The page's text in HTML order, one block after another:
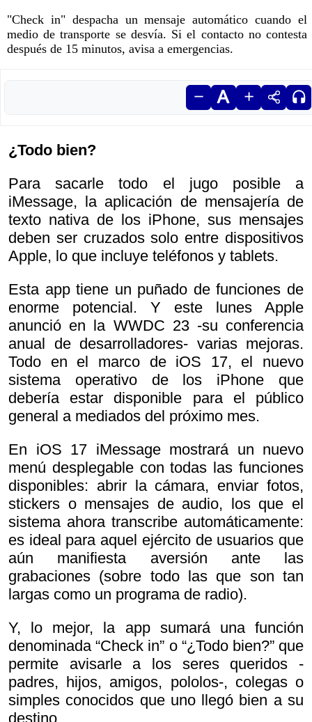
"Check in" despacha un mensaje automático cuando el
medio de transporte se desvía. Si el contacto no contesta
después de 15 minutos, avisa a emergencias.
¿Todo bien?
Para sacarle todo el jugo posible a
iMessage, la aplicación de mensajería de
texto nativa de los iPhone, sus mensajes
deben ser cruzados solo entre dispositivos
Apple, lo que incluye teléfonos y tablets.
Esta app tiene un puñado de funciones de
enorme potencial. Y este lunes Apple
anunció en la WWDC 23 -su conferencia
anual de desarrolladores- varias mejoras.
Todo en el marco de iOS 17, el nuevo
sistema operativo de los iPhone que
debería estar disponible para el público
general a mediados del próximo mes.
En iOS 17 iMessage mostrará un nuevo
menú desplegable con todas las funciones
disponibles: abrir la cámara, enviar fotos,
stickers o mensajes de audio, los que el
sistema ahora transcribe automáticamente:
es ideal para aquel ejército de usuarios que
aún manifiesta aversión ante las
grabaciones (sobre todo las que son tan
largas como un programa de radio).
Y, lo mejor, la app sumará una función
denominada “Check in” o “¿Todo bien?” que
permite avisarle a los seres queridos -
padres, hijos, amigos, pololos-, colegas o
simples conocidos que uno llegó bien a su
destino.